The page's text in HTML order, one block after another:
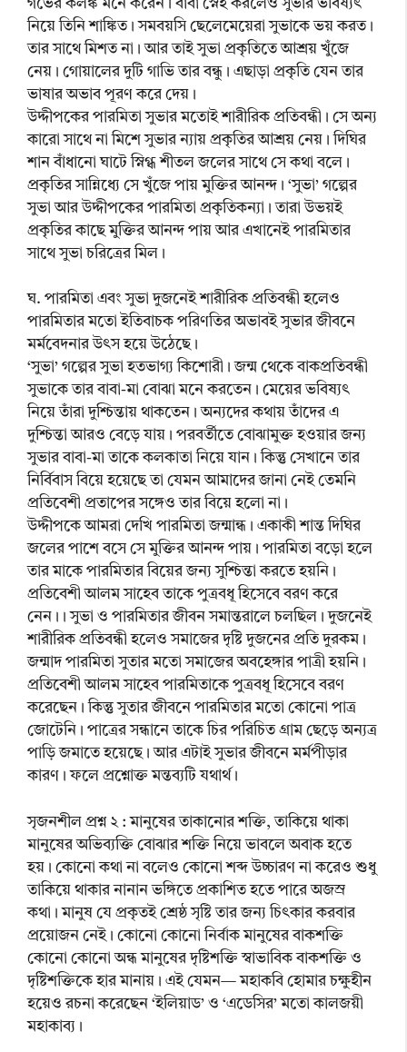
গর্ভের কলঙ্ক মনে করেন। বাবা স্নেহ করলেও সুভার ভবিষ্যৎ
নিয়ে তিনি শাঙ্কিত। সমবয়সি ছেলেমেয়েরা সুভাকে ভয় করত।
তার সাথে মিশত না। আর তাই সুভা প্রকৃতিতে আশ্রয় খুঁজে
নেয়। গোয়ালের দুটি গাভি তার বন্ধু। এছাড়া প্রকৃতি যেন তার
ভাষার অভাব পূরণ করে দেয়।
উদ্দীপকের পারমিতা সুভার মতোই শারীরিক প্রতিবন্ধী। সে অন্য
কারো সাথে না মিশে সুভার ন্যায় প্রকৃতির আশ্রয় নেয়। দিঘির
শান বাঁধানো ঘাটে স্নিগ্ধ শীতল জলের সাথে সে কথা বলে।
প্রকৃতির সান্নিধ্যে সে খুঁজে পায় মুক্তির আনন্দ। ‘সুভা’ গল্পের
সুভা আর উদ্দীপকের পারমিতা প্রকৃতিকন্যা। তারা উভয়ই
প্রকৃতির কাছে মুক্তির আনন্দ পায় আর এখানেই পারমিতার
সাথে সুভা চরিত্রের মিল।
ঘ. পারমিতা এবং সুভা দুজনেই শারীরিক প্রতিবন্ধী হলেও
পারমিতার মতো ইতিবাচক পরিণতির অভাবই সুভার জীবনে
মর্মবেদনার উৎস হয়ে উঠেছে।
‘সুভা’ গল্পের সুভা হতভাগ্য কিশোরী। জন্ম থেকে বাকপ্রতিবন্ধী
সুভাকে তার বাবা-মা বোঝা মনে করতেন। মেয়ের ভবিষ্যৎ
নিয়ে তাঁরা দুশ্চিন্তায় থাকতেন। অন্যদের কথায় তাঁদের এ
দুশ্চিন্তা আরও বেড়ে যায়। পরবর্তীতে বোঝামুক্ত হওয়ার জন্য
সুভার বাবা-মা তাকে কলকাতা নিয়ে যান। কিন্তু সেখানে তার
নির্বিবাস বিয়ে হয়েছে তা যেমন আমাদের জানা নেই তেমনি
প্রতিবেশী প্রতাপের সঙ্গেও তার বিয়ে হলো না।
উদ্দীপকে আমরা দেখি পারমিতা জন্মান্ধ। একাকী শান্ত দিঘির
জলের পাশে বসে সে মুক্তির আনন্দ পায়। পারমিতা বড়ো হলে
তার মাকে পারমিতার বিয়ের জন্য সুশ্চিন্তা করতে হয়নি।
প্রতিবেশী আলম সাহেব তাকে পুত্রবধূ হিসেবে বরণ করে
নেন।। সুভা ও পারমিতার জীবন সমান্তরালে চলছিল। দুজনেই
শারীরিক প্রতিবন্ধী হলেও সমাজের দৃষ্টি দুজনের প্রতি দুরকম।
জন্মাদ পারমিতা সুতার মতো সমাজের অবহেঙ্গার পাত্রী হয়নি।
প্রতিবেশী আলম সাহেব পারমিতাকে পুত্রবধূ হিসেবে বরণ
করেছেন। কিন্তু সুতার জীবনে পারমিতার মতো কোনো পাত্র
জোটেনি। পাত্রের সন্ধানে তাকে চির পরিচিত গ্রাম ছেড়ে অন্যত্র
পাড়ি জমাতে হয়েছে। আর এটাই সুভার জীবনে মর্মপীড়ার
কারণ। ফলে প্রশ্নোক্ত মন্তব্যটি যথার্থ।
সৃজনশীল প্রশ্ন ২ : মানুষের তাকানোর শক্তি, তাকিয়ে থাকা
মানুষের অভিব্যক্তি বোঝার শক্তি নিয়ে ভাবলে অবাক হতে
হয়। কোনো কথা না বলেও কোনো শব্দ উচ্চারণ না করেও শুধু
তাকিয়ে থাকার নানান ভঙ্গিতে প্রকাশিত হতে পারে অজস্র
কথা। মানুষ যে প্রকৃতই শ্রেষ্ঠ সৃষ্টি তার জন্য চিৎকার করবার
প্রয়োজন নেই। কোনো কোনো নির্বাক মানুষের বাকশক্তি
কোনো কোনো অন্ধ মানুষের দৃষ্টিশক্তি স্বাভাবিক বাকশক্তি ও
দৃষ্টিশক্তিকে হার মানায়। এই যেমন— মহাকবি হোমার চক্ষুহীন
হয়েও রচনা করেছেন ‘ইলিয়াড’ ও ‘এডেসির’ মতো কালজয়ী
মহাকাব্য।